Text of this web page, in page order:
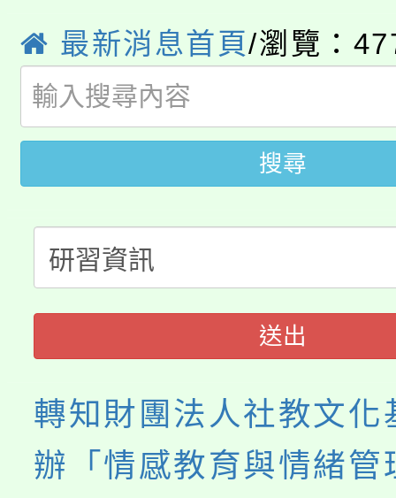
開!
115年桃園市運動會8/
田徑場及游泳池舉行。
桃園市低收入戶享有免
視費優惠，中低收入戶
者。
大園自造教育及科技中
份教師增能研習
大溪自造教育及科技中
份教師研習
淨零綠生活教案入校路
會
115年食農教育專業人
最新消息首頁/瀏覽：
搜尋
送出
轉知財團法人社教文化
辦「情感教育與情緒管